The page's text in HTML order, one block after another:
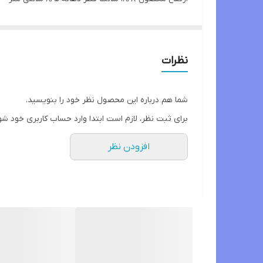
نظرات
شما هم درباره این محصول نظر خود را بنویسید.
برای ثبت نظر، لازم است ابتدا وارد حساب کاربری خود
افزودن نظر